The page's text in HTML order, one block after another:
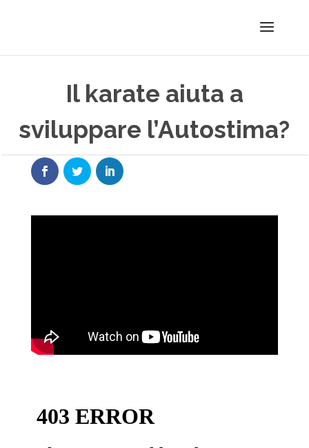
Il karate aiuta a
sviluppare l’Autostima?